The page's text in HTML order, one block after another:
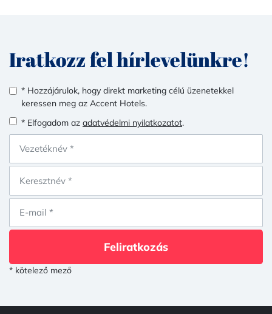
Iratkozz fel hírlevelünkre!
* Hozzájárulok, hogy direkt marketing célú üzenetekkel
keressen meg az Accent Hotels.
* Elfogadom az adatvédelmi nyilatkozatot.
Feliratkozás
* kötelező mező